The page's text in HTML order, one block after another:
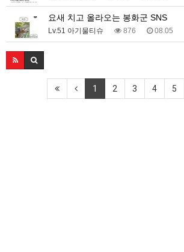
요새 치고 올라오는 봉화군 SNS
Lv.51 아기물티슈 876 08.05
1 2 3 4 5